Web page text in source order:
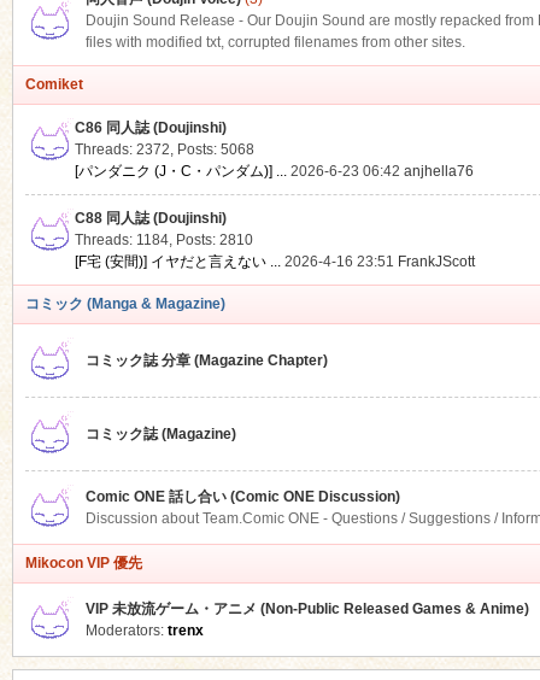
Doujin Sound Release - Our Doujin Sound are mostly repacked
files with modified txt, corrupted filenames from other sites.
Comiket
C86 同人誌 (Doujinshi)
Threads: 2372, Posts: 5068
[パンダニク (J・C・パンダム)] ... 2026-6-23 06:42 anjhella76
C88 同人誌 (Doujinshi)
Threads: 1184, Posts: 2810
[F宅 (安間)] イヤだと言えない ... 2026-4-16 23:51 FrankJScott
コミック (Manga & Magazine)
コミック誌 分章 (Magazine Chapter)
コミック誌 (Magazine)
Comic ONE 話し合い (Comic ONE Discussion)
Discussion about Team.Comic ONE - Questions / Suggestions /
Mikocon VIP 優先
VIP 未放流ゲーム・アニメ (Non-Public Released Games & Anime)
Moderators: trenx